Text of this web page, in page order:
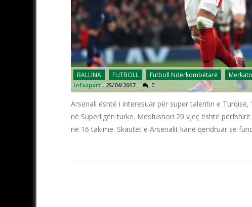
BALLINA FUTBOLL Futboll Ndërkombëtarë Merkato
infosport -25/04/2017 0
Arsenali është i interesuar për super talentin e
në Superligën turke. Mesfushori 20 vjeç është
në 16 takime. Skautët e Arsenalit kanë qëndruar së